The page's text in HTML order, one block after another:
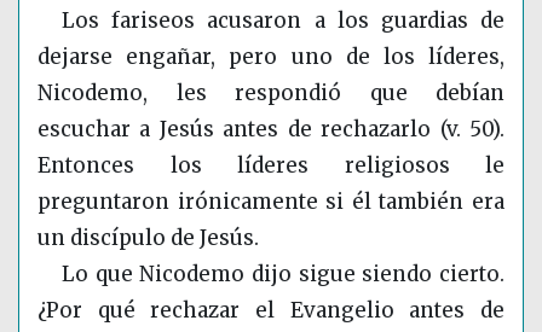
Los fariseos acusaron a los guardias de
dejarse engañar, pero uno de los líderes,
Nicodemo, les respondió que debían
escuchar a Jesús antes de rechazarlo (v. 50).
Entonces los líderes religiosos le
preguntaron irónicamente si él también era
un discípulo de Jesús.
Lo que Nicodemo dijo sigue siendo cierto.
¿Por qué rechazar el Evangelio antes de